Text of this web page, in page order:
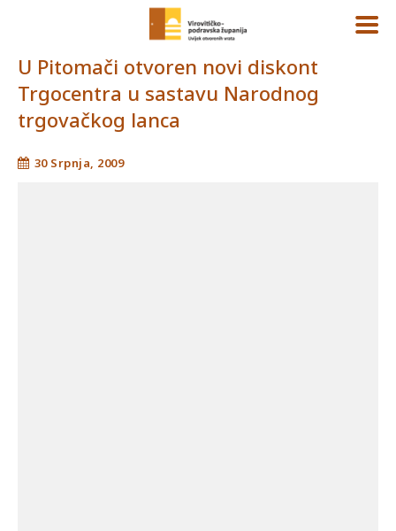
U Pitomači otvoren novi diskont
Trgocentra u sastavu Narodnog
trgovačkog lanca
30 Srpnja, 2009